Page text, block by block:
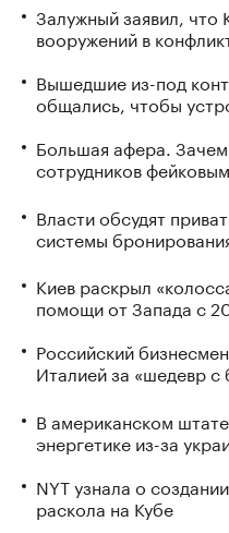
Залужный заявил, что
вооружений в
Вышедшие из-под
общались, чтобы
Большая афера.
сотрудников
Власти обсудят
системы
Киев раскрыл
помощи от Запада с
Российский
Италией за «шедевр с
В американском
энергетике из-за
NYT узнала о
раскола на Кубе